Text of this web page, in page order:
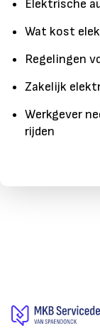
Elektrische
Wat kost
Regelingen
Zakelijk
Werkgever
rijden